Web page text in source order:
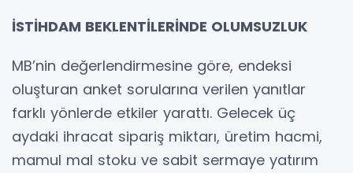
İSTİHDAM BEKLENTİLERİNDE OLUMSUZLUK
MB’nin değerlendirmesine göre, endeksi
oluşturan anket sorularına verilen yanıtlar
farklı yönlerde etkiler yarattı. Gelecek üç
aydaki ihracat sipariş miktarı, üretim hacmi,
mamul mal stoku ve sabit sermaye yatırım